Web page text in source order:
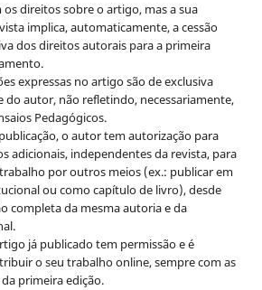
direitos sobre o artigo, mas a sua
implica, automaticamente, a cessão
dos direitos autorais para a primeira
expressas no artigo são de exclusiva
do autor, não refletindo, necessariamente,
Pedagógicos.
o autor tem autorização para
adicionais, independentes da revista, para
por outros meios (ex.: publicar em
ou como capítulo de livro), desde
completa da mesma autoria e da
já publicado tem permissão e é
o seu trabalho online, sempre com as
primeira edição.